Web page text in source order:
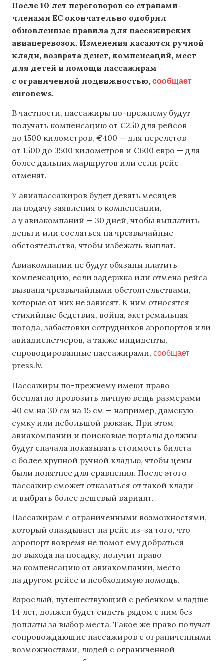
После 10 лет переговоров со странами-
членами ЕС окончательно одобрил
обновленные правила для пассажирских
авиаперевозок. Изменения касаются ручной
клади, возврата денег, компенсаций, мест
для детей и помощи пассажирам
с ограниченной подвижностью, сообщает
euronews.
В частности, пассажиры по-прежнему будут
получать компенсацию от €250 для рейсов
до 1500 километров, €400 — для перелетов
от 1500 до 3500 километров и €600 евро — для
более дальних маршрутов или если рейс
отменят.
У авиапассажиров будет девять месяцев
на подачу заявления о компенсации,
а у авиакомпаний — 30 дней, чтобы выплатить
деньги или сослаться на чрезвычайные
обстоятельства, чтобы избежать выплат.
Авиакомпании не будут обязаны платить
компенсацию, если задержка или отмена рейса
вызвана чрезвычайными обстоятельствами,
которые от них не зависят. К ним относятся
стихийные бедствия, война, экстремальная
погода, забастовки сотрудников аэропортов или
авиадиспетчеров, а также инциденты,
спровоцированные пассажирами, сообщает
press.lv.
Пассажиры по-прежнему имеют право
бесплатно провозить личную вещь размерами
40 см на 30 см на 15 см — например, дамскую
сумку или небольшой рюкзак. При этом
авиакомпании и поисковые порталы должны
будут сначала показывать стоимость билета
с более крупной ручной кладью, чтобы цены
были понятнее для сравнения. После этого
пассажир сможет отказаться от такой клади
и выбрать более дешевый вариант.
Пассажирам с ограниченными возможностями,
который опаздывает на рейс из-за того, что
аэропорт вовремя не помог ему добраться
до выхода на посадку, получит право
на компенсацию от авиакомпании, место
на другом рейсе и необходимую помощь.
Взрослый, путешествующий с ребенком младше
14 лет, должен будет сидеть рядом с ним без
доплаты за выбор места. Такое же право получат
сопровождающие пассажиров с ограниченными
возможностями, людей с ограниченной